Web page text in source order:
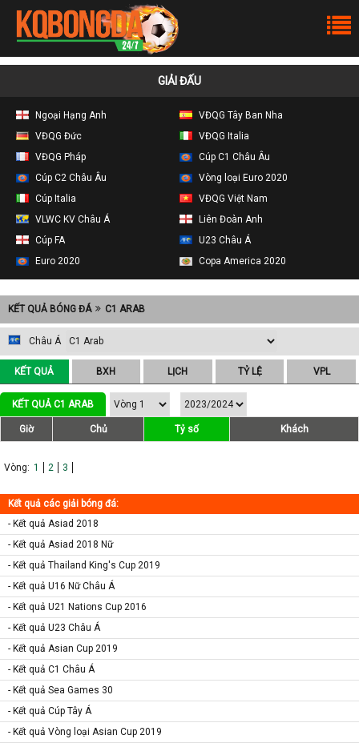
GIẢI ĐẤU
Ngoại Hạng Anh
VĐQG Tây Ban Nha
VĐQG Đức
VĐQG Italia
VĐQG Pháp
Cúp C1 Châu Âu
Cúp C2 Châu Âu
Vòng loại Euro 2020
Cúp Italia
VĐQG Việt Nam
VLWC KV Châu Á
Liên Đoàn Anh
Cúp FA
U23 Châu Á
Euro 2020
Copa America 2020
KẾT QUẢ BÓNG ĐÁ C1 ARAB
Châu Á
KẾT QUẢ BXH LỊCH TỶ LỆ VPL
KẾT QUẢ C1 ARAB
Giờ Chủ Tỷ số Khách
Vòng: 1 2 3
Kết quả các giải bóng đá:
- Kết quả Asiad 2018
- Kết quả Asiad 2018 Nữ
- Kết quả Thailand King's Cup 2019
- Kết quả U16 Nữ Châu Á
- Kết quả U21 Nations Cup 2016
- Kết quả U23 Châu Á
- Kết quả Asian Cup 2019
- Kết quả C1 Châu Á
- Kết quả Sea Games 30
- Kết quả Cúp Tây Á
- Kết quả Vòng loại Asian Cup 2019